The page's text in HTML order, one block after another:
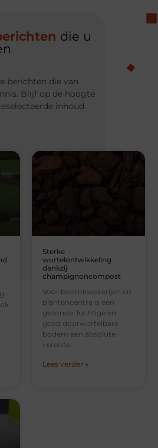
die u
berichten die van
Blijf op de hoogte
inhoud
Sterke
wortelontwikkeling
dankzij
champignoncompost
Voor boomkwekerijen en
plantencentra is een
gezonde, luchtige en
goed doorwortelbare
bodem een absolute
vereiste.
Lees verder »